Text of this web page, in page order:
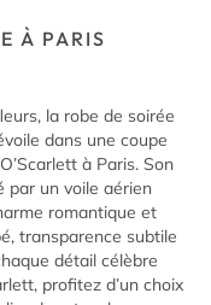
À PARIS
la robe de soirée
dans une coupe
à Paris. Son
par un voile aérien
romantique et
transparence subtile
détail célèbre
profitez d’un choix